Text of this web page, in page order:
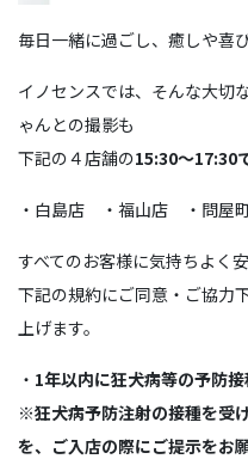
毎日一緒に過ごし、癒しや喜
イノセンスでは、そんな大切
ゃんとの撮影も
下記の４店舗の15:30～17:30
・白島店 ・福山店 ・問屋
すべてのお客様に気持ちよく
下記の規約にご同意・ご協力
上げます。
・ 1年以内に狂犬病等の予防接
※狂犬病予防注射の接種を受
を、ご入店の際にご提示をお